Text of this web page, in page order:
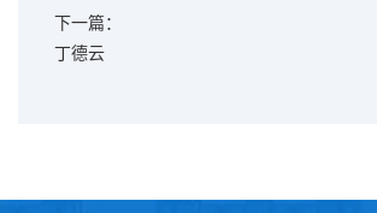
下一篇：
丁德云